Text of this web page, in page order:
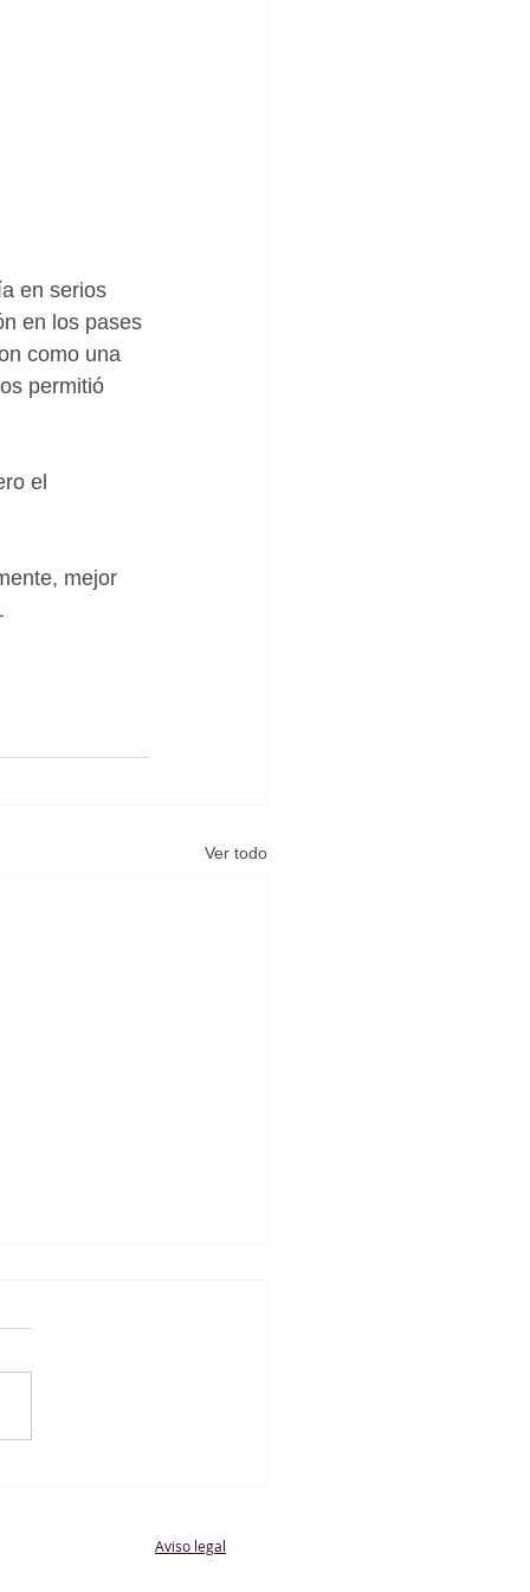
en serios
en los pases
como una
permitió
el
mejor
Ver todo
Aviso legal